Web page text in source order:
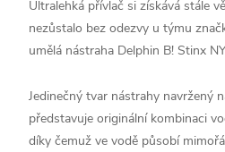
Ultralehká přívlač si získává stále
nezůstalo bez odezvy u týmu
umělá nástraha Delphin B! Stinx
Jedinečný tvar nástrahy navržený
představuje originální kombinaci
díky čemuž ve vodě působí